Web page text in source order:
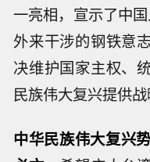
一亮相，宣示了中
外来干涉的钢铁意
决维护国家主权、
民族伟大复兴提供战
中华民族伟大复兴